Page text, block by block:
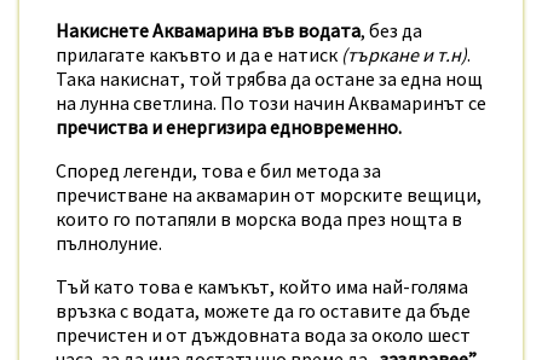
Накиснете Аквамарина във водата, без да
прилагате какъвто и да е натиск (търкане и т.н).
Така накиснат, той трябва да остане за една нощ
на лунна светлина. По този начин Аквамаринът се
пречиства и енергизира едновременно.
Според легенди, това е бил метода за
пречистване на аквамарин от морските вещици,
които го потапяли в морска вода през нощта в
пълнолуние.
Тъй като това е камъкът, който има най-голяма
връзка с водата, можете да го оставите да бъде
пречистен и от дъждовната вода за около шест